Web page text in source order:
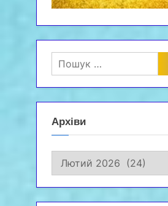
Пошук:
Архіви
Архіви